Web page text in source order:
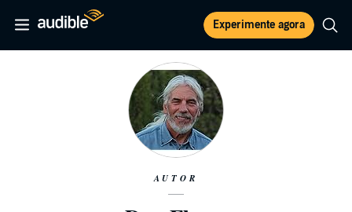
Experimente agora
AUTOR